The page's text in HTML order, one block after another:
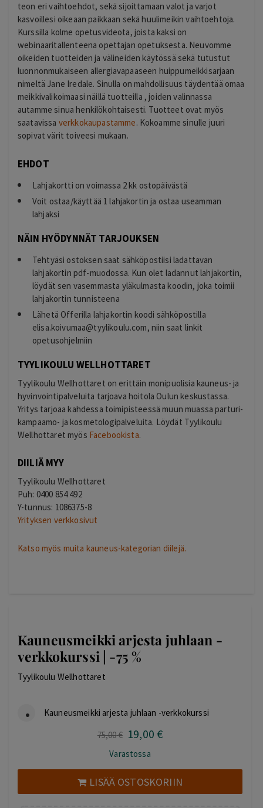
teon eri vaihtoehdot, sekä sijoittamaan valot ja varjot
kasvoillesi oikeaan paikkaan sekä huulimeikin vaihtoehtoja.
Kurssilla kolme opetusvideota, joista kaksi on
webinaaritallenteena opettajan opetuksesta. Neuvomme
oikeiden tuotteiden ja välineiden käytössä sekä tutustut
luonnonmukaiseen allergiavapaaseen huippumeikkisarjaan
nimeltä Jane Iredale. Sinulla on mahdollisuus täydentää omaa
meikkivalikoimaasi näillä tuotteilla , joiden valinnassa
autamme sinua henkilökohtaisesti. Tuotteet ovat myös
saatavissa verkkokaupastamme. Kokoamme sinulle juuri
sopivat värit toiveesi mukaan.
EHDOT
Lahjakortti on voimassa 2 kk ostopäivästä
Voit ostaa/käyttää 1 lahjakortin ja ostaa useamman
lahjaksi
NÄIN HYÖDYNNÄT TARJOUKSEN
Tehtyäsi ostoksen saat sähköpostiisi ladattavan
lahjakortin pdf-muodossa. Kun olet ladannut lahjakortin,
löydät sen vasemmasta yläkulmasta koodin, joka toimii
lahjakortin tunnisteena
Lähetä Offerilla lahjakortin koodi sähköpostilla
elisa.koivumaa@tyylikoulu.com, niin saat linkit
opetusohjelmiin
TYYLIKOULU WELLHOTTARET
Tyylikoulu Wellhottaret on erittäin monipuolisia kauneus- ja
hyvinvointipalveluita tarjoava hoitola Oulun keskustassa.
Yritys tarjoaa kahdessa toimipisteessä muun muassa parturi-
kampaamo- ja kosmetologipalveluita. Löydät Tyylikoulu
Wellhottaret myös Facebookista.
DIILIÄ MYY
Tyylikoulu Wellhottaret
Puh: 0400 854 492
Y-tunnus: 1086375-8
Yrityksen verkkosivut
Katso myös muita kauneus-kategorian diilejä.
Kauneusmeikki arjesta juhlaan -
verkkokurssi | -75 %
Tyylikoulu Wellhottaret
Kauneusmeikki arjesta juhlaan -verkkokurssi
75,00€ Alkuperäinen
oli:
75,00 €.
19,00 €Nykyinen
19,00 €.
Varastossa
LISÄÄ OSTOSKORIIN